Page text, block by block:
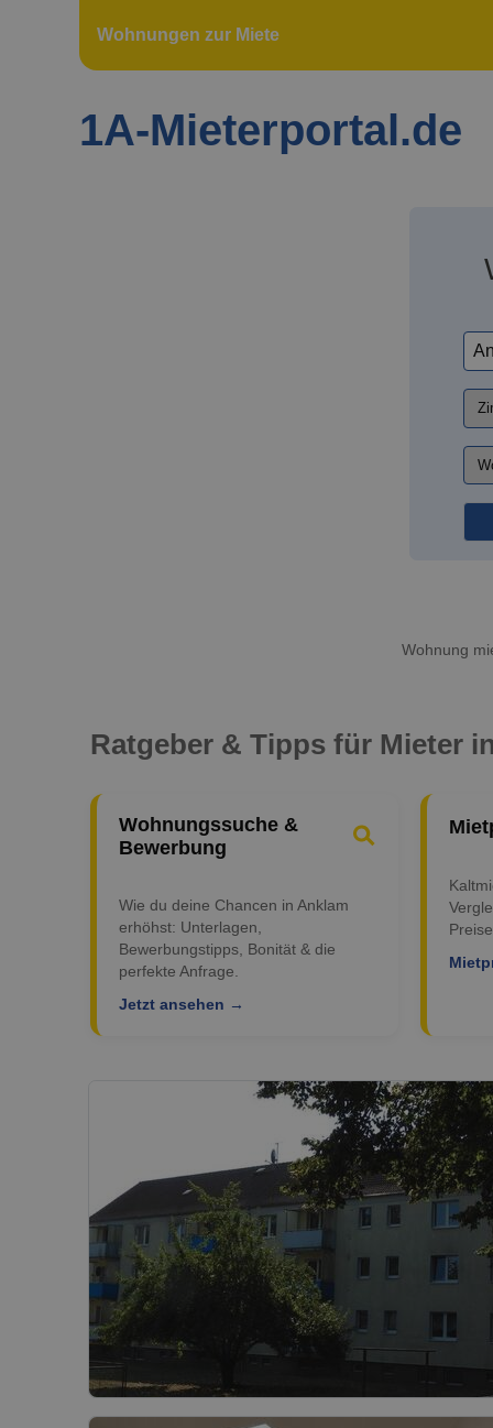
Wohnungen zur Miete
1A-Mieterportal.de
Wohnung
Ratgeber & Tipps für Mieter
Wohnungssuche &
Bewerbung
Wie du deine Chancen in Anklam
erhöhst: Unterlagen,
Bewerbungstipps, Bonität & die
perfekte Anfrage.
Jetzt ansehen →